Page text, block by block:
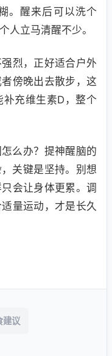
。醒来后可以洗个
人立马清醒不少。
烈，正好适合户外
傍晚出去散步，这
充维生素D，整个
么办？提神醒脑的
关键是坚持。别想
会让身体更累。调
量运动，才是长久
建议